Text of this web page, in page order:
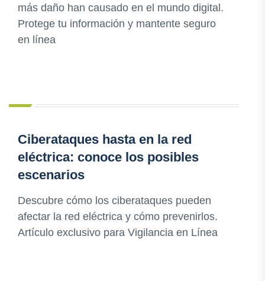
más daño han causado en el mundo digital.
Protege tu información y mantente seguro
en línea
Ciberataques hasta en la red
eléctrica: conoce los posibles
escenarios
Descubre cómo los ciberataques pueden
afectar la red eléctrica y cómo prevenirlos.
Artículo exclusivo para Vigilancia en Línea